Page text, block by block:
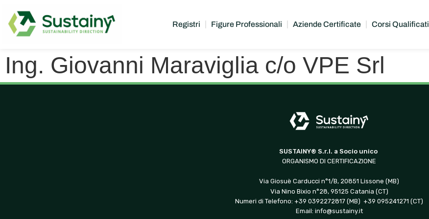
Registri Figure Professionali Aziende Certificate Corsi Qualificati
Ing. Giovanni Maraviglia c/o VPE Srl
SUSTAINY® S.r.l. a Socio unico
ORGANISMO DI CERTIFICAZIONE
Via Giosuè Carducci n°1/B, 20851 Lissone (MB)
Via Nino Bixio n°28, 95125 Catania (CT)
Numeri di Telefono: +39 0392272817 (MB) +39 095241271 (CT)
Email: info@sustainy.it